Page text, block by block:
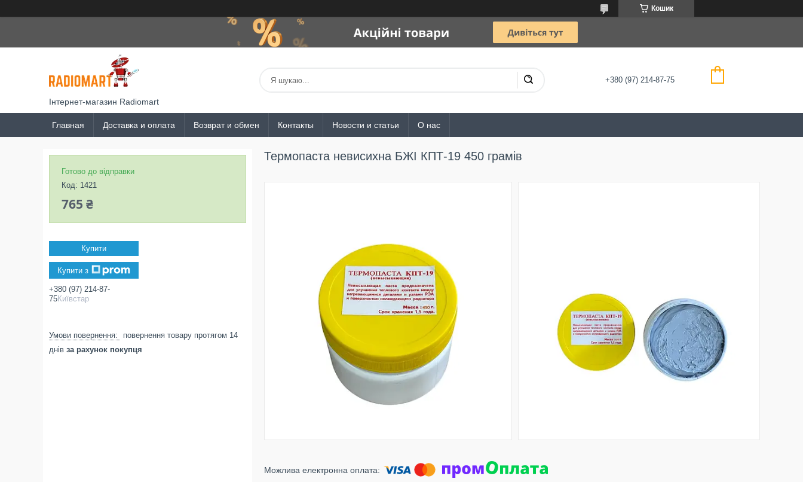
Кошик
Інтернет-магазин Radiomart
+380 (97) 214-87-75
Главная Доставка и оплата Возврат и обмен Контакты Новости и статьи О нас
Термопаста невисихна БЖІ КПТ-19 450 грамів
Готово до відправки
Код: 1421
765 ₴
Купити
Купити з
+380 (97) 214-87-
75Київстар
повернення товару протягом 14
днів за рахунок покупця